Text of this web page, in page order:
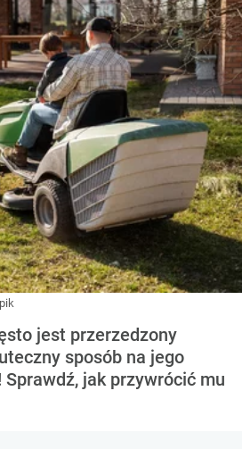
jest przerzedzony
sposób na jego
jak przywrócić mu